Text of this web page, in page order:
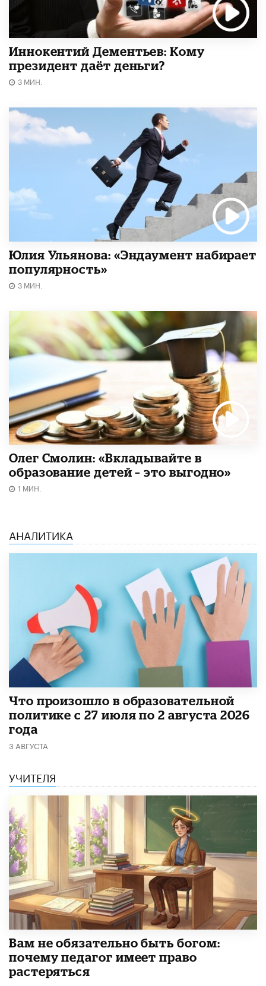
Иннокентий Дементьев: Кому
президент даёт деньги?
3 МИН.
Юлия Ульянова: «Эндаумент набирает
популярность»
3 МИН.
Олег Смолин: «Вкладывайте в
образование детей – это выгодно»
1 МИН.
АНАЛИТИКА
​Что произошло в образовательной
политике с 27 июля по 2 августа 2026
года
3 АВГУСТА
УЧИТЕЛЯ
​Вам не обязательно быть богом:
почему педагог имеет право
растеряться